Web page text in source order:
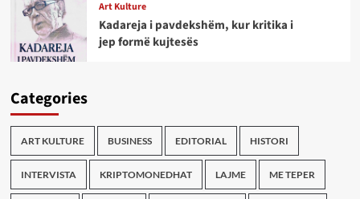
Art Kulture
Kadareja i pavdekshëm, kur kritika i
jep formë kujtesës
Categories
ART KULTURE BUSINESS EDITORIAL HISTORI
INTERVISTA KRIPTOMONEDHAT LAJME ME TEPER